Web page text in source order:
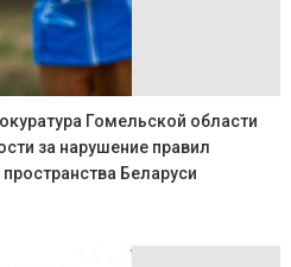
Гомельской области
за нарушение правил
Беларуси